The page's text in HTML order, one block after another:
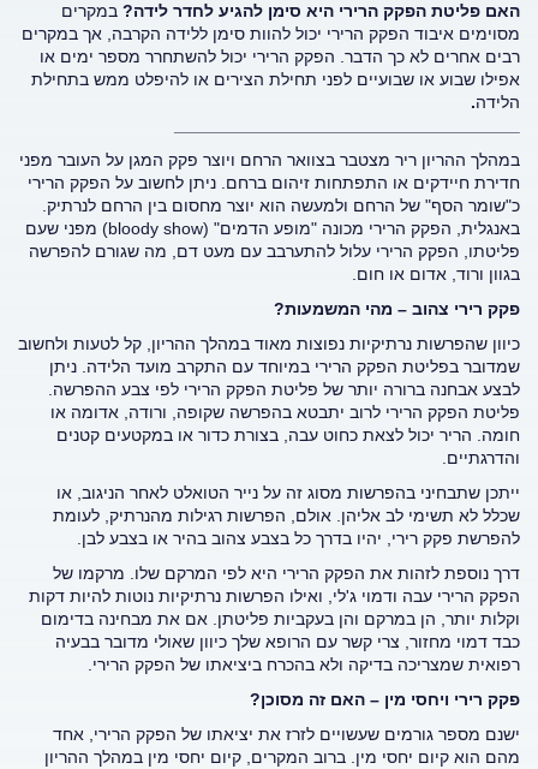
האם פליטת הפקק הרירי היא סימן להגיע לחדר לידה? במקרים
מסוימים איבוד הפקק הרירי יכול להוות סימן ללידה הקרבה, אך במקרים
רבים אחרים לא כך הדבר. הפקק הרירי יכול להשתחרר מספר ימים או
אפילו שבוע או שבועיים לפני תחילת הצירים או להיפלט ממש בתחילת
הלידה.
במהלך ההריון ריר מצטבר בצוואר הרחם ויוצר פקק המגן על העובר מפני
חדירת חיידקים או התפתחות זיהום ברחם. ניתן לחשוב על הפקק הרירי
כ"שומר הסף" של הרחם ולמעשה הוא יוצר מחסום בין הרחם לנרתיק.
באנגלית, הפקק הרירי מכונה "מופע הדמים" (bloody show) מפני שעם
פליטתו, הפקק הרירי עלול להתערבב עם מעט דם, מה שגורם להפרשה
בגוון ורוד, אדום או חום.
פקק רירי צהוב – מהי המשמעות?
כיוון שהפרשות נרתיקיות נפוצות מאוד במהלך ההריון, קל לטעות ולחשוב
שמדובר בפליטת הפקק הרירי במיוחד עם התקרב מועד הלידה. ניתן
לבצע אבחנה ברורה יותר של פליטת הפקק הרירי לפי צבע ההפרשה.
פליטת הפקק הרירי לרוב יתבטא בהפרשה שקופה, ורודה, אדומה או
חומה. הריר יכול לצאת כחוט עבה, בצורת כדור או במקטעים קטנים
והדרגתיים.
ייתכן שתבחיני בהפרשות מסוג זה על נייר הטואלט לאחר הניגוב, או
שכלל לא תשימי לב אליהן. אולם, הפרשות רגילות מהנרתיק, לעומת
להפרשת פקק רירי, יהיו בדרך כל בצבע צהוב בהיר או בצבע לבן.
דרך נוספת לזהות את הפקק הרירי היא לפי המרקם שלו. מרקמו של
הפקק הרירי עבה ודמוי ג'לי, ואילו הפרשות נרתיקיות נוטות להיות דקות
וקלות יותר, הן במרקם והן בעקביות פליטתן. אם את מבחינה בדימום
כבד דמוי מחזור, צרי קשר עם הרופא שלך כיוון שאולי מדובר בבעיה
רפואית שמצריכה בדיקה ולא בהכרח ביציאתו של הפקק הרירי.
פקק רירי ויחסי מין – האם זה מסוכן?
ישנם מספר גורמים שעשויים לזרז את יציאתו של הפקק הרירי, אחד
מהם הוא קיום יחסי מין. ברוב המקרים, קיום יחסי מין במהלך ההריון